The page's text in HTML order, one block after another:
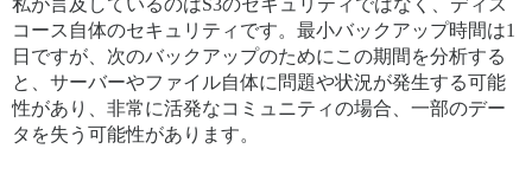
私が言及しているのはS3のセキュリティではなく、ディス
コース自体のセキュリティです。最小バックアップ時間は1
日ですが、次のバックアップのためにこの期間を分析する
と、サーバーやファイル自体に問題や状況が発生する可能
性があり、非常に活発なコミュニティの場合、一部のデー
タを失う可能性があります。